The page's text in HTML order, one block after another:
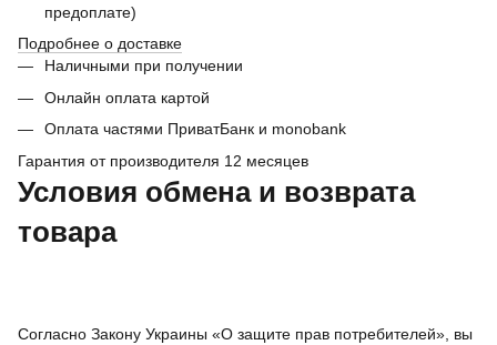
предоплате)
Подробнее о доставке
Наличными при получении
Онлайн оплата картой
Оплата частями ПриватБанк и monobank
Гарантия от производителя 12 месяцев
Условия обмена и возврата
товара
Согласно Закону Украины «О защите прав потребителей», вы